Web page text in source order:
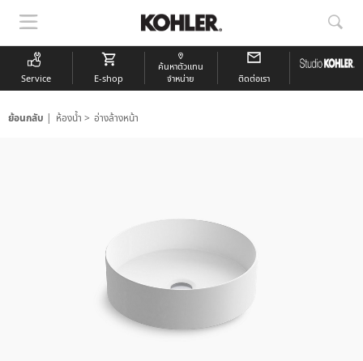
แสดง
การนำ
ทาง
แส
การ
ค้นห
Service E-shop
ค้นหาตัวแทน
จำหน่าย
ติดต่อเรา
ย้อนกลับ ห้องน้ำ อ่างล้างหน้า